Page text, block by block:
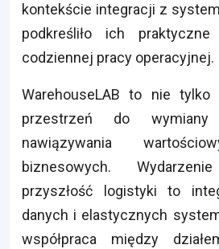
kontekście integracji z
podkreśliło ich
codziennej pracy operacyjnej.
WarehouseLAB to nie tylko
przestrzeń do
nawiązywania
biznesowych.
przyszłość logistyki to
danych i elastycznych
współpraca między